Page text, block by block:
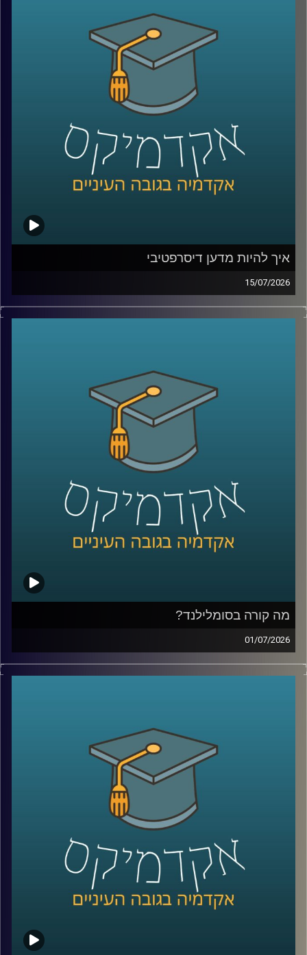
ובמקרים מסוימים אפילו מסוגלים לבצע חלק מהמשימות
שלהם באופן עצמאי.
ככל שהמערכות האלה הופכות לחכמות יותר, עולה שאלה
הרבה יותר גדולה מרק מה הטכנולוגיה יודעת לעשות: האם
אנחנו יכולים לסמוך עליה? מתי אדם צריך לקבל את ההחלטה,
ומתי אפשר לתת למכונה לעשות את זה? ואם היא טועה, מי
על כל אלו נדבר עם ד״ר אביב בר זוהר, דוקטור למשפטים
בנושא חוקיות רחפנים אוטונומיים קטלניים ומשמעות
מעורבות האדם בחוג ההפעלה.
קרדיט תמונות:AudioVersity
איך להיות מדען דיסרפטיבי
15/07/2026
הרבה מההמצאות שאנחנו מכירים התחילו בכלל מטעות.
פניצילין שנולד מצלחת פטרי שהתמלאה עובש, פוסט־איט
רדאר, וארטיק שנולד כשילד שכח בחוץ כוס עם משקה ומקל
ערבוב בלילה קר.
על פניו, כל אלה נשמעים כמו מזל. אבל אולי זו רק חצי
מהתמונה. כי הרבה אנשים נתקלים בטעויות, בכישלונות
ובדברים לא צפויים, והשאלה היא מי יודע לעצור, להסתכל
עליהם אחרת, ולהפוך אותם לפריצת דרך.
האורח שלנו היום הוא מוטי שטנר, יזם סדרתי, משקיע ומרצה
באוניברסיטת רייכמן. יחד עם אחיו, פרופ׳ אורי שטנר, הוא כתב
את הספר “איך להיות מדען דיסרפטיבי”, שמנסה לשאול האם
פריצות דרך הן באמת עניין של גאונות ומזל, או שאפשר לפתח
צורת חשיבה, ואולי אפילו שיטה, שמגדילה את הסיכוי לזהות
שאלות גדולות, לערער על הנחות יסוד ולפרוץ את גבולות הידע
בפרק הזה נדבר על הדרך שבה נולדות תגליות, על מה שמדע
יכול ללמוד מהייטק, על ההבדל בין חשיבה נועזת לחשיבה לא
מבוססת, ועל השאלה האם אפשר ללמד אנשים לחשוב בצורה
קרדיט תמונות:AudioVersity
מה קורה בסומלילנד?
01/07/2026
יש בעולם מדינה עם כ-6 מיליון תושבים, ממשלה, מטבע, צבא,
דרכונים ובחירות דמוקרטיות. היא יציבה יותר מחלק מהמדינות
היום אנחנו יוצאים להכיר את סומלילנד, מדינה שרוב האנשים
מעולם לא שמעו עליה, אבל ייתכן שבעשור הקרוב היא תהפוך
לשחקנית משמעותית בזירה הגיאופוליטית.
כדי להבין איך נראים החיים במדינה שלא קיימת רשמית, למה
המעצמות הגדולות מתחילות להתעניין בה, והאם גם לישראל יש
אינטרס שם, הצטרף אליי היום השגריר ד״ר חיים קורן, בית ספר
לאודר לממשל, דיפלומטיה ואסטרטגיה, אוניברסיטת רייכמן.
שגריר ישראל הראשון לדרום סודן ושגריר מצרים
קרדיט תמונות:AudioVersity